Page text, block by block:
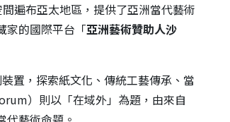
遍布亞太地區，提供了亞洲當代藝術
家的國際平台「亞洲藝術贊助人沙
置，探索紙文化、傳統工藝傳承、當
）則以「在域外」為題，由來自